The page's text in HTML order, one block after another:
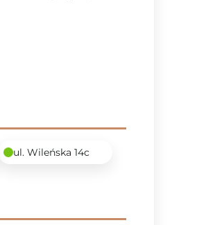
ul. Wileńska 14c